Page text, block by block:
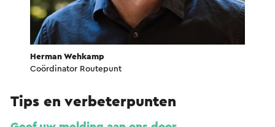
Herman Wehkamp
Coördinator Routepunt
Tips en verbeterpunten